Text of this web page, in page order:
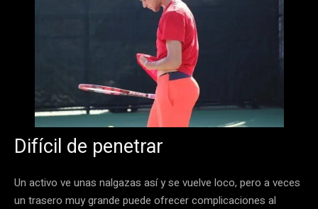
Difícil de penetrar
Un activo ve unas nalgazas así y se vuelve loco, pero a veces
un trasero muy grande puede ofrecer complicaciones al